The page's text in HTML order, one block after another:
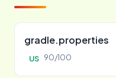
gradle.properties
US 90/100